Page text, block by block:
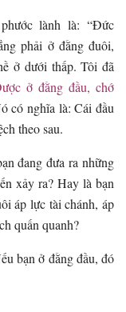
lành là: “Đức
phải ở đằng đuôi,
ở dưới thấp. Tôi đã
ở đằng đầu, chớ
có nghĩa là: Cái đầu
theo sau.
đang đưa ra những
xảy ra? Hay là bạn
áp lực tài chánh, áp
quấn quanh?
bạn ở đằng đầu, đó